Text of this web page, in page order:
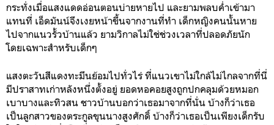
กระทั่งเมื่อแสงแดดอ่อนตอนบ่ายหายไป และยามพลบค่ำเข้ามา
แทนที่ เอ็ดมันน์จึงเงยหน้าขึ้นจากงานที่ทำ เด็กหญิงคนนั้นหาย
ไปจากแนวรั้วบ้านแล้ว ยามวิกาลไม่ใช่ช่วงเวลาที่ปลอดภัยนัก
โดยเฉพาะสำหรับเด็กๆ
แสงตะวันสีแดงทะมึนย้อมไปทั่วไร่ ที่แนวเขาไม่ใกล้ไม่ไกลจากที่นี่
มีปราสาทเก่าหลังหนึ่งตั้งอยู่ ยอดหอคอยสูงถูกปกคลุมด้วยหมอก
เบาบางและทิวสน ชาวบ้านบอกว่าเธอมาจากที่นั่น บ้างก็ว่าเธอ
เป็นลูกสาวของตระกูลขุนนางสูงศักดิ์ บ้างก็ว่าเธอเป็นเพียงเด็กรับ